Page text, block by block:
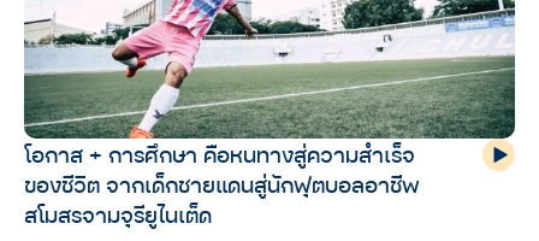
โอกาส + การศึกษา คือหนทางสู่ความสำเร็จ
ของชีวิต จากเด็กชายแดนสู่นักฟุตบอลอาชีพ
สโมสรจามจุรียูไนเต็ด